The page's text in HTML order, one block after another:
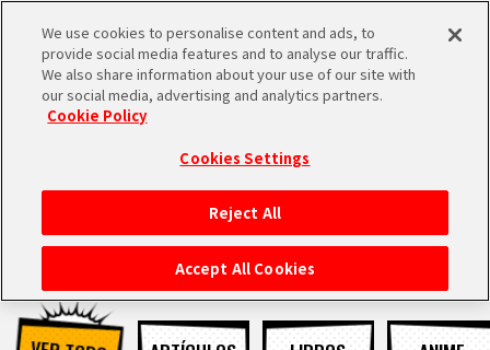
MEN
INICIO
NOTICIAS
NOTICIAS
We use cookies to personalise content and ads, to
provide social media features and to analyse our traffic.
We also share information about your use of our site with
our social media, advertising and analytics partners.
Cookie Policy
Cookies Settings
Reject All
Accept All Cookies